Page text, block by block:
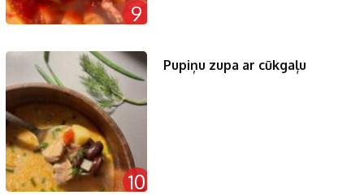
9
10
Pupiņu zupa ar cūkgaļu